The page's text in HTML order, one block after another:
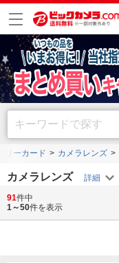
リーカード カメラレンズ
カメラレンズ
レンズ ミラーレス一眼用
91件中
1～50件を表示